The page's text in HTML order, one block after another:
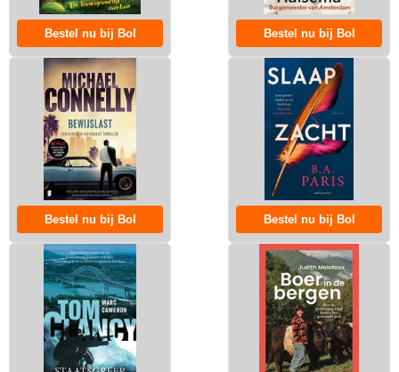
Bestel nu bij Bol Bestel nu bij Bol
Bestel nu bij Bol Bestel nu bij Bol